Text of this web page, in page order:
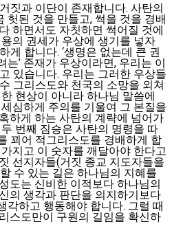
짓과 이단이 존재합니다. 사탄의
헛된 것을 만들고, 썩을 것을 경배
하면서도 자칫하면 썩어질 것에
의 권세가 우상에 생기를 넣자
게 합니다. ‘생명은 없는데 큰 권
’ 존재가 우상이라면, 우리는 이
있습니다. 우리는 그러한 우상들
그리스도와 천국의 소망을 외쳐
현상이 아니라 하나님 말씀에
심하게 주의를 기울여 그 본질을
하게 하는 사탄의 계략에 넘어가
번째 짐승은 사탄의 명령을 따
꾀어 적그리스도를 경배하게 합
지고 이 숫자를 깨달아야 한다고
선지자들(거짓 종교 지도자들을
수 있는 길은 하나님의 지혜를
도는 신비한 이적보다 하나님의
의 생각과 판단을 의지하기보다
각하고 행동해야 합니다. 그럴 때
스도만이 구원의 길임을 확신하